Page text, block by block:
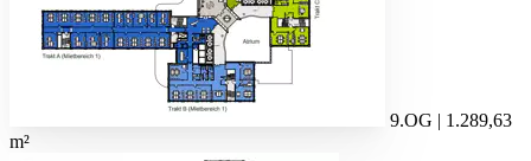
9.OG | 1.289,63
m²